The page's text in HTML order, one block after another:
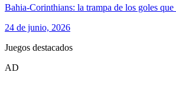
Bahia-Corinthians: la trampa de los goles que
24 de junio, 2026
Juegos destacados
AD